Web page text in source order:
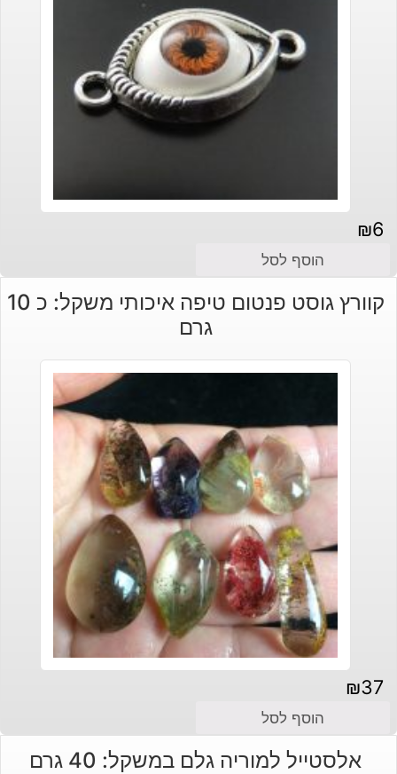
₪6
הוסף לסל
קוורץ גוסט פנטום טיפה איכותי משקל: כ 10
גרם
₪37
הוסף לסל
אלסטייל למוריה גלם במשקל: 40 גרם